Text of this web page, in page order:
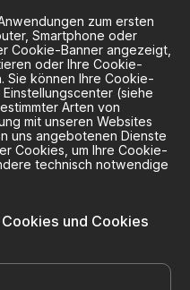
zum ersten
Smartphone oder
Cookie-Banner angezeigt,
oder Ihre Cookie-
Sie können Ihre Cookie-
(siehe
Arten von
mit unseren Websites
uns angebotenen Dienste
Cookies, um Ihre Cookie-
technisch notwendige
und Cookies